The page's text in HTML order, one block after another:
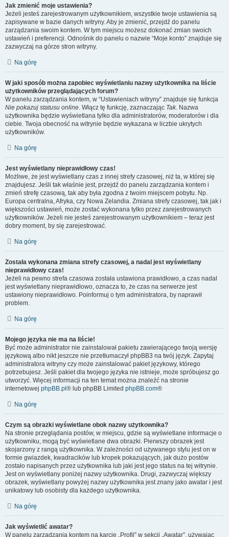
Jak zmienić moje ustawienia?
Jeżeli jesteś zarejestrowanym użytkownikiem, wszystkie twoje ustawienia są
zapisywane w bazie danych witryny. Aby je zmienić, przejdź do panelu
zarządzania swoim kontem. W tym miejscu możesz dokonać zmian swoich
ustawień i preferencji. Odnośnik do panelu o nazwie “Moje konto” znajduje się
zazwyczaj na górze stron witryny.
Na górę
W jaki sposób można zapobiec wyświetlaniu nazwy użytkownika na liście
użytkowników przeglądających forum?
W panelu zarządzania kontem, w “Ustawieniach witryny” znajduje się funkcja
Nie pokazuj statusu online. Włącz tę funkcję, zaznaczając Tak. Nazwa
użytkownika będzie wyświetlana tylko dla administratorów, moderatorów i dla
ciebie. Twoja obecność na witrynie będzie wykazana w liczbie ukrytych
użytkowników.
Na górę
Jest wyświetlany nieprawidłowy czas!
Możliwe, że jest wyświetlany czas z innej strefy czasowej, niż ta, w której się
znajdujesz. Jeśli tak właśnie jest, przejdź do panelu zarządzania kontem i
zmień strefę czasową, tak aby była zgodna z twoim miejscem pobytu. Np.
Europa centralna, Afryka, czy Nowa Zelandia. Zmiana strefy czasowej, tak jak i
większości ustawień, może zostać wykonana tylko przez zarejestrowanych
użytkowników. Jeżeli nie jesteś zarejestrowanym użytkownikiem – teraz jest
dobry moment, by się zarejestrować.
Na górę
Została wykonana zmiana strefy czasowej, a nadal jest wyświetlany
nieprawidłowy czas!
Jeżeli na pewno strefa czasowa została ustawiona prawidłowo, a czas nadal
jest wyświetlany nieprawidłowo, oznacza to, że czas na serwerze jest
ustawiony nieprawidłowo. Poinformuj o tym administratora, by naprawił
problem.
Na górę
Mojego języka nie ma na liście!
Być może administrator nie zainstalował pakietu zawierającego twoją wersję
językową albo nikt jeszcze nie przetłumaczył phpBB3 na twój język. Zapytaj
administratora witryny czy może zainstalować pakiet językowy, którego
potrzebujesz. Jeśli pakiet dla twojego języka nie istnieje, może spróbujesz go
utworzyć. Więcej informacji na ten temat można znaleźć na stronie
internetowej phpBB.pl ® lub phpBB Limited phpBB.com®
Na górę
Czym są obrazki wyświetlane obok nazwy użytkownika?
Na stronie przeglądania postów, w miejscu, gdzie są wyświetlane informacje o
użytkowniku, mogą być wyświetlane dwa obrazki. Pierwszy obrazek jest
skojarzony z rangą użytkownika. W zależności od używanego stylu jest on w
formie gwiazdek, kwadracików lub kropek pokazujących, jak dużo postów
zostało napisanych przez użytkownika lub jaki jest jego status na tej witrynie.
Jest on wyświetlany poniżej nazwy użytkownika. Drugi, zazwyczaj większy
obrazek, wyświetlany powyżej nazwy użytkownika jest znany jako awatar i jest
unikatowy lub osobisty dla każdego użytkownika.
Na górę
Jak wyświetlić awatar?
W panelu zarządzania kontem na karcie „Profil” w sekcji „Awatar”, używając